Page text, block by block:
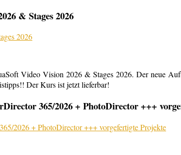
& Stages 2026
Video Vision 2026 & Stages 2026. Der neue
Der Kurs ist jetzt lieferbar!
365/2026 + PhotoDirector +++